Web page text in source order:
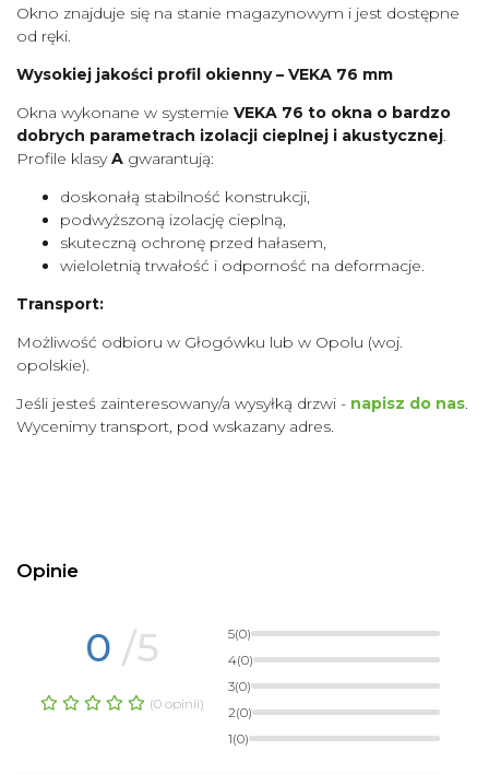
Okno znajduje się na stanie magazynowym i jest dostępne
od ręki.
Wysokiej jakości profil okienny – VEKA 76 mm
Okna wykonane w systemie VEKA 76 to okna o bardzo
dobrych parametrach izolacji cieplnej i akustycznej.
Profile klasyA gwarantują:
doskonałą stabilność konstrukcji,
podwyższoną izolację cieplną,
skuteczną ochronę przed hałasem,
wieloletnią trwałość i odporność na deformacje.
Transport:
Możliwość odbioru w Głogówku lub w Opolu (woj.
opolskie).
Jeśli jesteś zainteresowany/a wysyłką drzwi - napisz do nas.
Wycenimy transport, pod wskazany adres.
Opinie
0 /5
(0 opinii)
5(0)
4(0)
3(0)
2(0)
1(0)